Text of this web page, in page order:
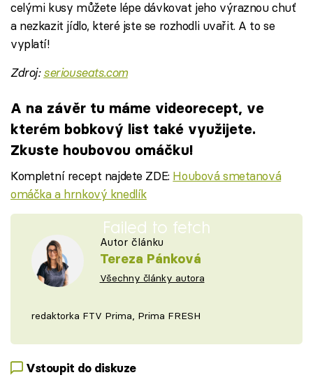
celými kusy můžete lépe dávkovat jeho výraznou chuť
a nezkazit jídlo, které jste se rozhodli uvařit. A to se
vyplatí!
Zdroj:seriouseats.com
A na závěr tu máme videorecept, ve
kterém bobkový list také využijete.
Zkuste houbovou omáčku!
Kompletní recept najdete ZDE: Houbová smetanová
omáčka a hrnkový knedlík
Failed to fetch
Autor článku
Tereza Pánková
Všechny články autora
redaktorka FTV Prima, Prima FRESH
Vstoupit do diskuze